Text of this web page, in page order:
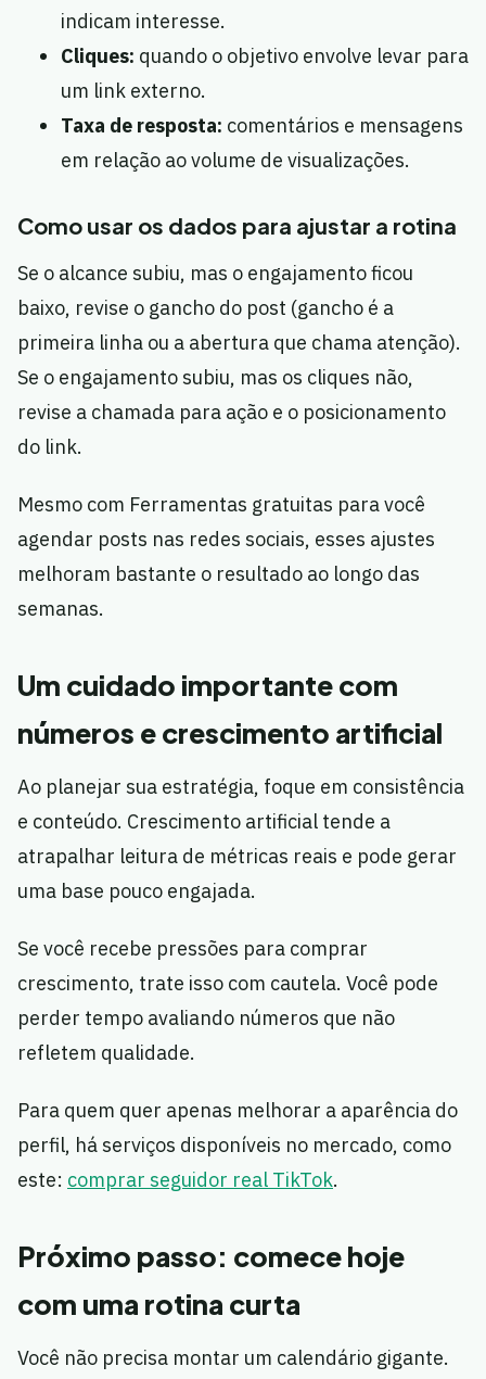
indicam interesse.
Cliques: quando o objetivo envolve levar para
um link externo.
Taxa de resposta: comentários e mensagens
em relação ao volume de visualizações.
Como usar os dados para ajustar a rotina
Se o alcance subiu, mas o engajamento ficou
baixo, revise o gancho do post (gancho é a
primeira linha ou a abertura que chama atenção).
Se o engajamento subiu, mas os cliques não,
revise a chamada para ação e o posicionamento
do link.
Mesmo com Ferramentas gratuitas para você
agendar posts nas redes sociais, esses ajustes
melhoram bastante o resultado ao longo das
semanas.
Um cuidado importante com
números e crescimento artificial
Ao planejar sua estratégia, foque em consistência
e conteúdo. Crescimento artificial tende a
atrapalhar leitura de métricas reais e pode gerar
uma base pouco engajada.
Se você recebe pressões para comprar
crescimento, trate isso com cautela. Você pode
perder tempo avaliando números que não
refletem qualidade.
Para quem quer apenas melhorar a aparência do
perfil, há serviços disponíveis no mercado, como
este: comprar seguidor real TikTok.
Próximo passo: comece hoje
com uma rotina curta
Você não precisa montar um calendário gigante.